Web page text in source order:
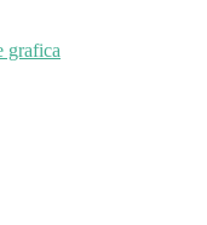
grafica